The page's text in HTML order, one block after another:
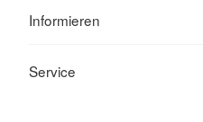
Informieren
Service